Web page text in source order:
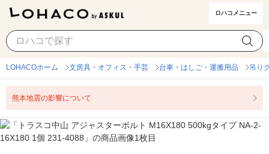
ロハコメニュー
LOHACOホーム 文房具・オフィス・手芸 台車・はしご・運搬用品 吊り
熊本地震の影響について